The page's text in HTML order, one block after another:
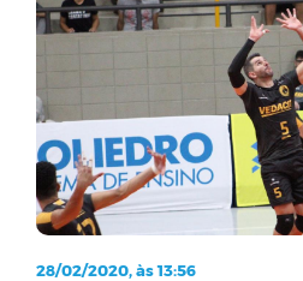
28/02/2020, às 13:56